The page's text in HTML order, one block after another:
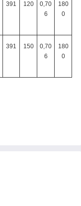
391 120
0,70
6
180
0
391 150
0,70
6
180
0